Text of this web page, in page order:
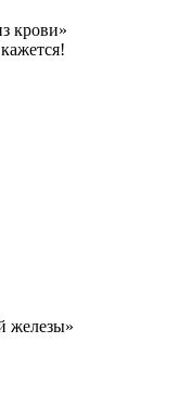
крови»
железы»